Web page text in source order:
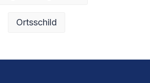
Ortsschild